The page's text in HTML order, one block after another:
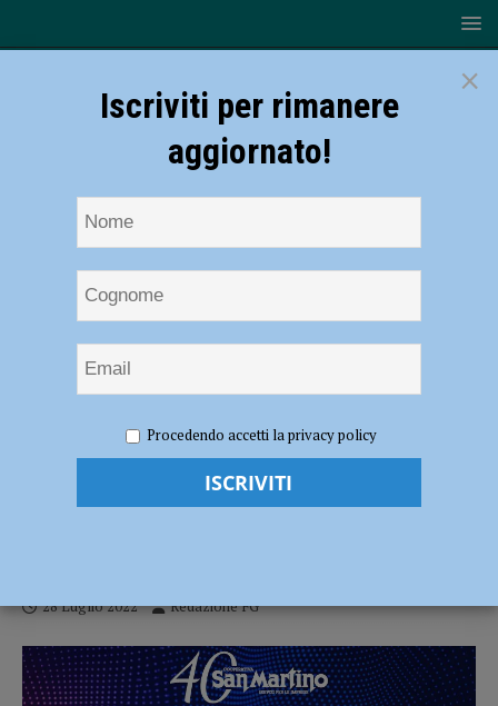
anafilattico dopo la puntura di una vespa, 55enne soccorso a
Pontedellolio
Shock anafilattico dopo la puntura di una
28 Luglio 2022 Redazione FG
×
Iscriviti per rimanere
aggiornato!
Procedendo accetti la privacy policy